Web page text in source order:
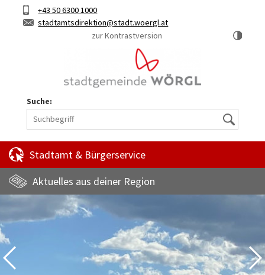
Hauptinhalt
KurztasteTelefon+43 50 6300 1000
E-
stadtamtsdirektion
stadt.woergl.at
zur Kontrastversion
Suche:
Suche
Stadtamt & Bürgerservice
Aktuelles aus deiner Region